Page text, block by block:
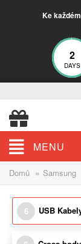
Ke
2
DAYS
MENU
Domů » Samsung
6 USB